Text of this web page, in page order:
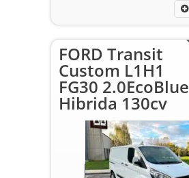
FORD Transit
Custom L1H1
FG30 2.0EcoBlue
Hibrida 130cv